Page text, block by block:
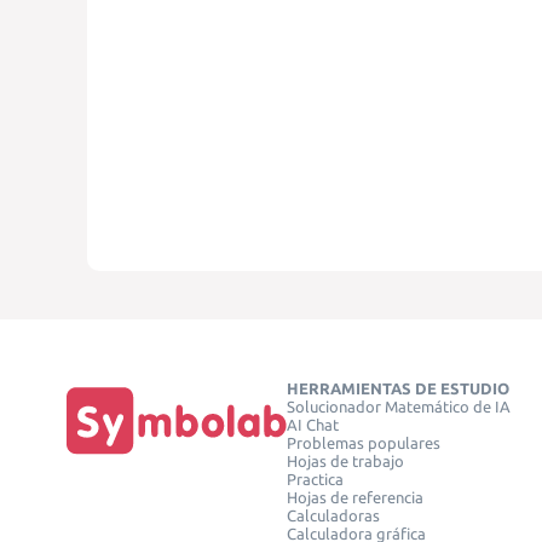
HERRAMIENTAS DE ESTUDIO
Solucionador Matemático de IA
AI Chat
Problemas populares
Hojas de trabajo
Practica
Hojas de referencia
Calculadoras
Calculadora gráfica